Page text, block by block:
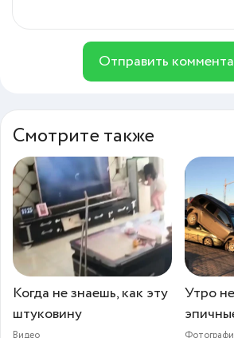
Отправить
Смотрите также
Когда не знаешь, как эту
штуковину
Утро